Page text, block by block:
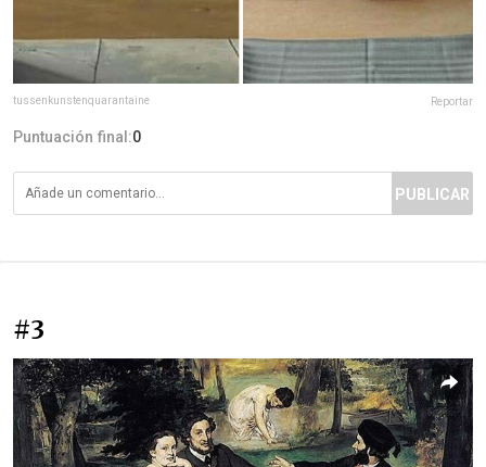
tussenkunstenquarantaine Reportar
Puntuación final:0
PUBLICAR
#3